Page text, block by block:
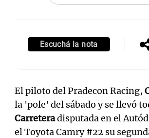
Escuchá la nota
El piloto del Pradecon Racing,
la 'pole' del sábado y se llevó
Carreteradisputada en el
el Toyota Camry #22 su